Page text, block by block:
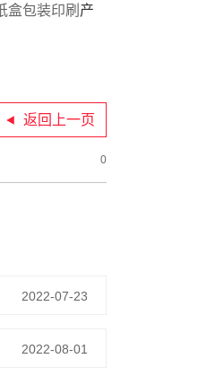
盒包装印刷 产
返回上一页
0
2022-07-23
2022-08-01